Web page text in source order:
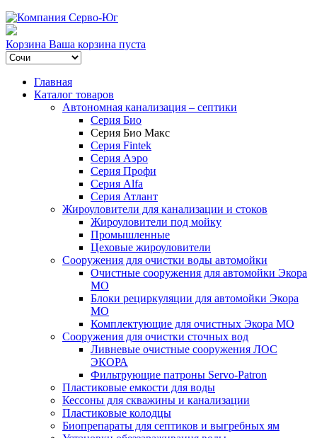
Корзина Ваша корзина пуста
Главная
Каталог товаров
Автономная канализация – септики
Серия Био
Серия Био Макс
Серия Fintek
Серия Аэро
Серия Профи
Серия Alfa
Серия Атлант
Жироуловители для канализации и стоков
Жироуловители под мойку
Промышленные
Цеховые жироуловители
Сооружения для очистки воды автомойки
Очистные сооружения для автомойки Экора
МО
Блоки рециркуляции для автомойки Экора
МО
Комплектующие для очистных Экора МО
Сооружения для очистки сточных вод
Ливневые очистные сооружения ЛОС
ЭКОРА
Фильтрующие патроны Servo-Patron
Пластиковые емкости для воды
Кессоны для скважины и канализации
Пластиковые колодцы
Биопрепараты для септиков и выгребных ям